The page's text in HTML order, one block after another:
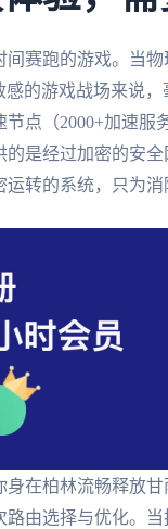
赛跑的游戏。当
的游戏战场来说
点（2000+加速
的是经过加密的安
转的系统，只为消
身在柏林流畅释放
由选择与优化。